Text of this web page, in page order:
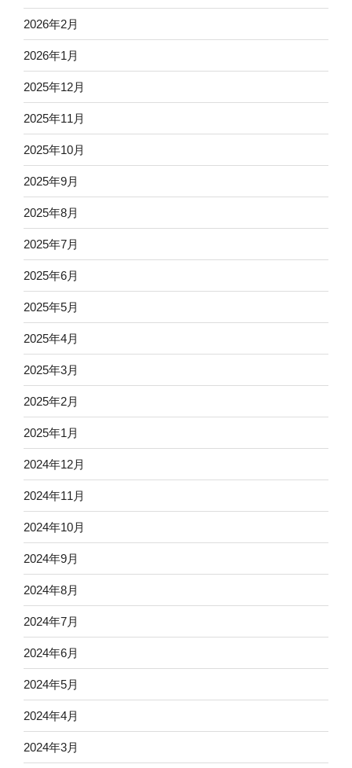
2026年2月
2026年1月
2025年12月
2025年11月
2025年10月
2025年9月
2025年8月
2025年7月
2025年6月
2025年5月
2025年4月
2025年3月
2025年2月
2025年1月
2024年12月
2024年11月
2024年10月
2024年9月
2024年8月
2024年7月
2024年6月
2024年5月
2024年4月
2024年3月